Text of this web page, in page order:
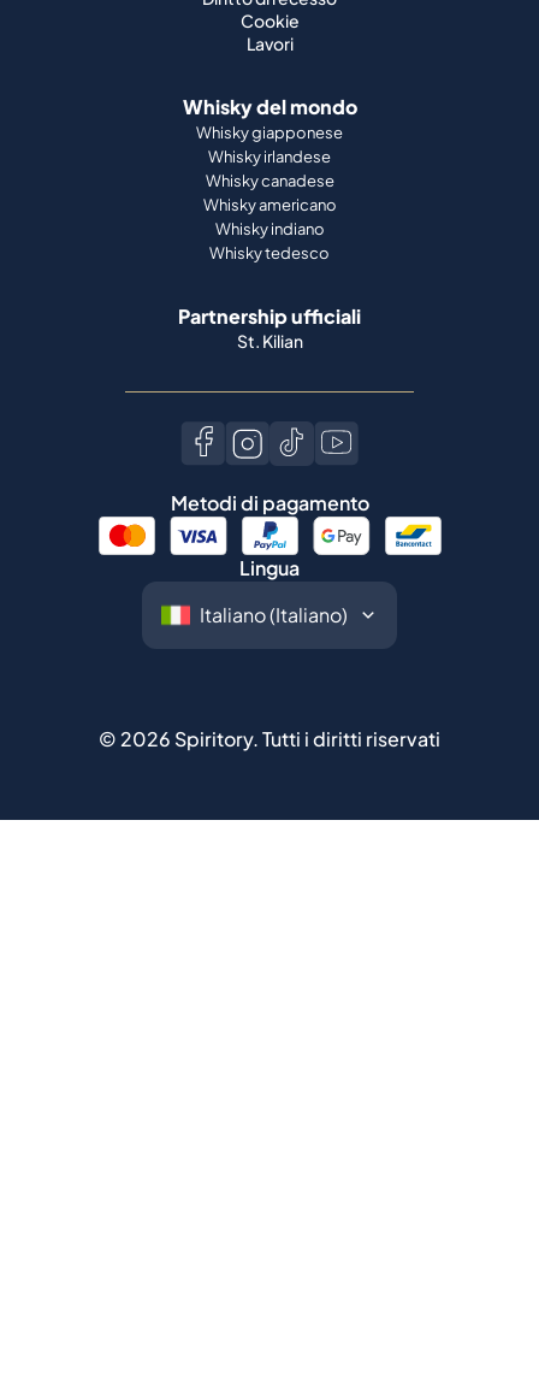
Whisky giapponese
Whisky irlandese
Whisky indiano
Whisky tedesco
Partnership ufficiali
St. Kilian
Lingua
2026Spiritory.Tutti i diritti riservati